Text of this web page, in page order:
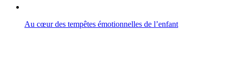
Au cœur des tempêtes émotionnelles de l’enfant